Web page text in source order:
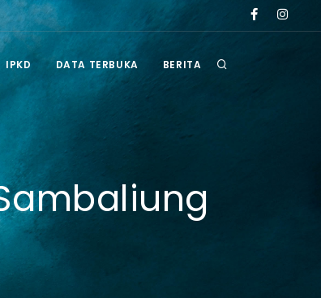
Pengumuman Hasil Seleksi Administrasi Selter
IPKD DATA TERBUKA BERITA